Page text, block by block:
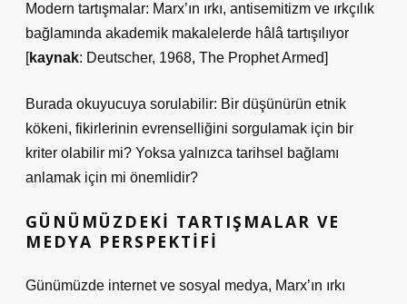
Modern tartışmalar: Marx’ın ırkı, antisemitizm ve ırkçılık
bağlamında akademik makalelerde hâlâ tartışılıyor
[kaynak: Deutscher, 1968, The Prophet Armed]
Burada okuyucuya sorulabilir: Bir düşünürün etnik
kökeni, fikirlerinin evrenselliğini sorgulamak için bir
kriter olabilir mi? Yoksa yalnızca tarihsel bağlamı
anlamak için mi önemlidir?
GÜNÜMÜZDEKI TARTIŞMALAR VE
MEDYA PERSPEKTIFI
Günümüzde internet ve sosyal medya, Marx’ın ırkı